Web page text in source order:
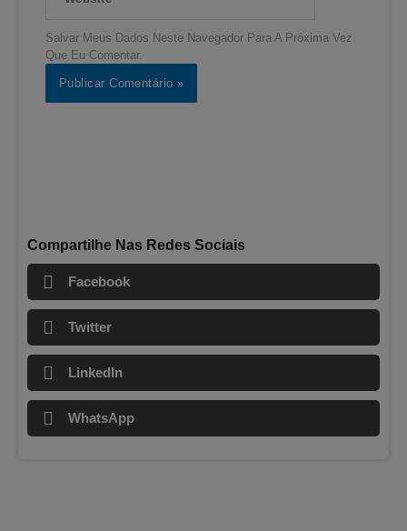
Salvar Meus Dados Neste Navegador Para A Próxima Vez
Que Eu Comentar.
Compartilhe Nas Redes Sociais
Facebook
Twitter
LinkedIn
WhatsApp